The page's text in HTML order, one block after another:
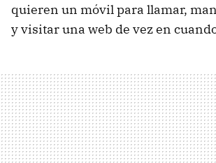
quieren un móvil para llamar,
y visitar una web de vez en